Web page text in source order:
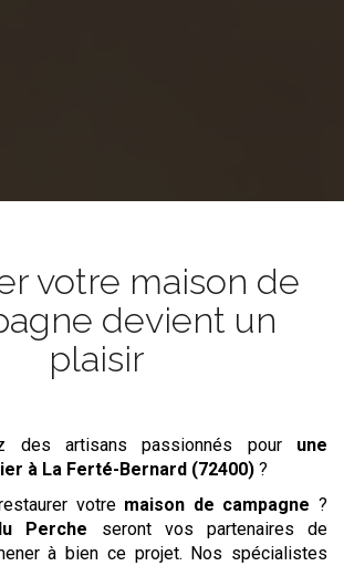
votre maison de
devient un
plaisir
des artisans passionnés pour
une
à La Ferté-Bernard (72400) ?
votre maison de campagne ?
Perche seront vos partenaires de
à bien ce projet. Nos spécialistes